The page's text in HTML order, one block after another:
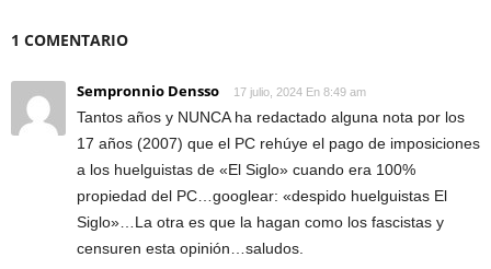
1 COMENTARIO
Sempronnio Densso 17 julio, 2024 En 8:49 am
Tantos años y NUNCA ha redactado alguna nota por los
17 años (2007) que el PC rehúye el pago de imposiciones
a los huelguistas de «El Siglo» cuando era 100%
propiedad del PC…googlear: «despido huelguistas El
Siglo»…La otra es que la hagan como los fascistas y
censuren esta opinión…saludos.